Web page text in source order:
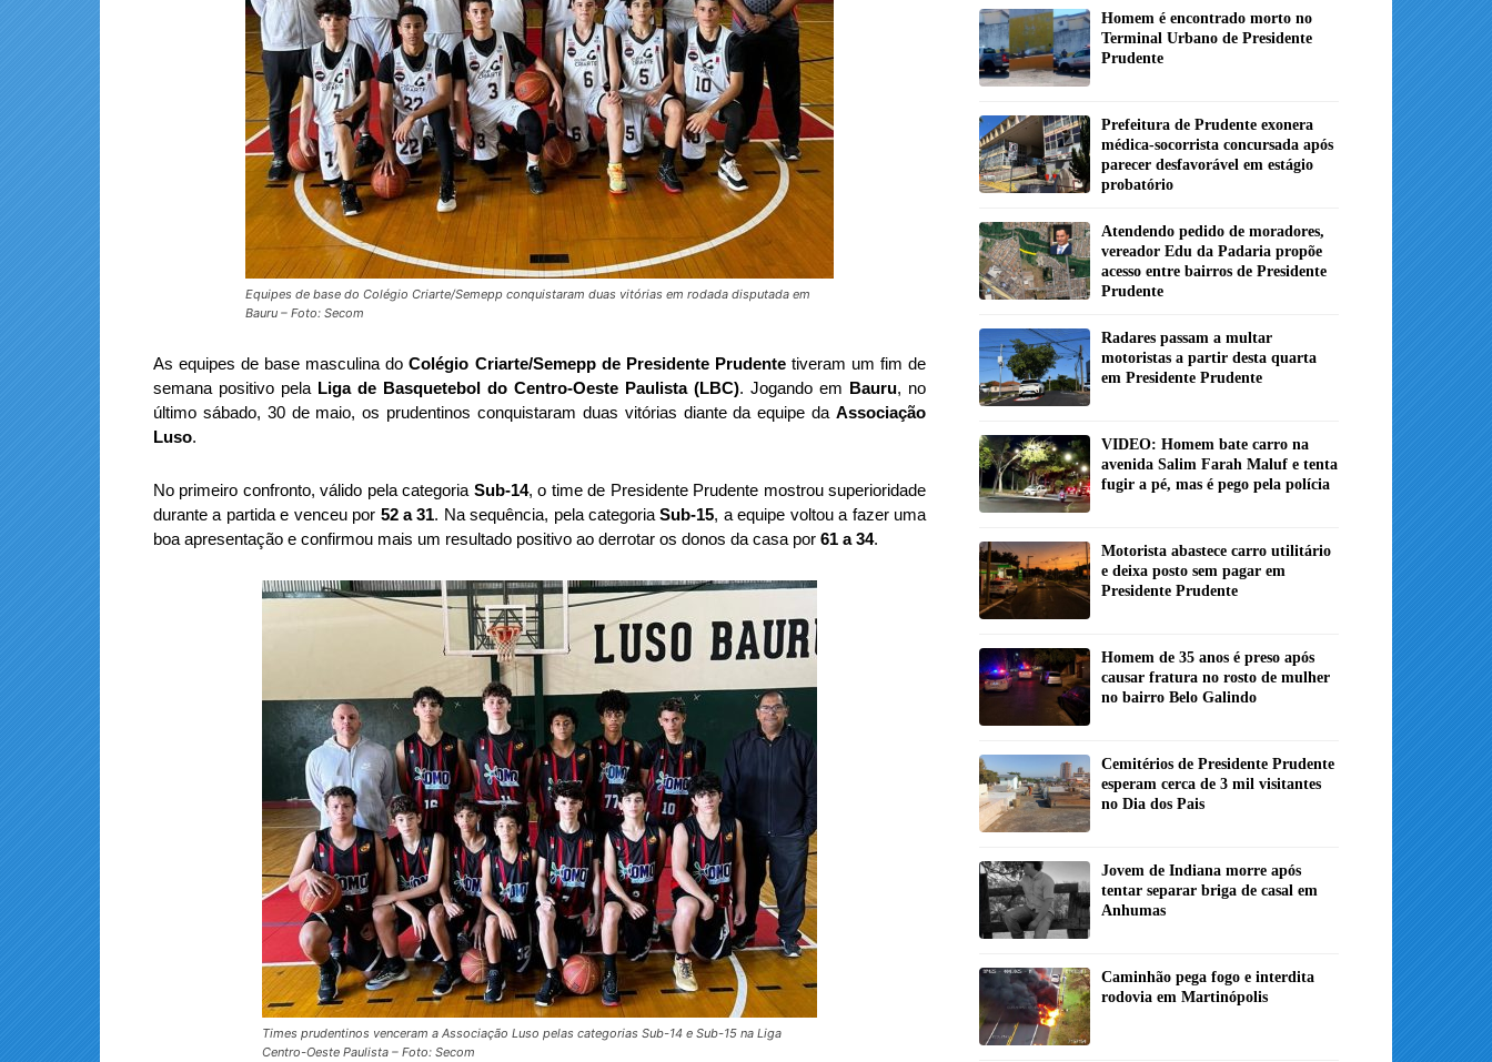
Equipes de base do Colégio Criarte/Semepp conquistaram duas vitórias em rodada disputada em
Bauru – Foto: Secom
As equipes de base masculina doColégio Criarte/Semepp de Presidente Prudentetiveram um fim de
semana positivo pela Liga de Basquetebol do Centro-Oeste Paulista (LBC). Jogando em Bauru, no
último sábado, 30 de maio, os prudentinos conquistaram duas vitórias diante da equipe da Associação
Luso.
No primeiro confronto, válido pela categoria Sub-14, o time de Presidente Prudente mostrou superioridade
durante a partida e venceu por 52 a 31. Na sequência, pela categoriaSub-15, a equipe voltou a fazer uma
boa apresentação e confirmou mais um resultado positivo ao derrotar os donos da casa por 61 a 34.
Times prudentinos venceram a Associação Luso pelas categorias Sub-14 e Sub-15 na Liga
Centro-Oeste Paulista – Foto: Secom
Homem é encontrado morto no
Terminal Urbano de Presidente
Prudente
Prefeitura de Prudente exonera
médica-socorrista concursada após
parecer desfavorável em estágio
probatório
Atendendo pedido de moradores,
vereador Edu da Padaria propõe
acesso entre bairros de Presidente
Prudente
Radares passam a multar
motoristas a partir desta quarta
em Presidente Prudente
VIDEO: Homem bate carro na
avenida Salim Farah Maluf e tenta
fugir a pé, mas é pego pela polícia
Motorista abastece carro utilitário
e deixa posto sem pagar em
Presidente Prudente
Homem de 35 anos é preso após
causar fratura no rosto de mulher
no bairro Belo Galindo
Cemitérios de Presidente Prudente
esperam cerca de 3 mil visitantes
no Dia dos Pais
Jovem de Indiana morre após
tentar separar briga de casal em
Anhumas
Caminhão pega fogo e interdita
rodovia em Martinópolis